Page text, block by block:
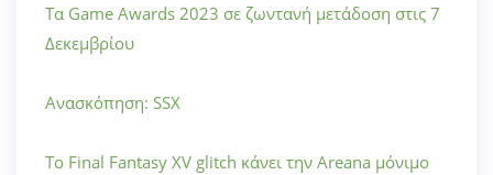
Τα Game Awards 2023 σε ζωντανή μετάδοση στις 7
Δεκεμβρίου
Ανασκόπηση: SSX
Το Final Fantasy XV glitch κάνει την Areana μόνιμο